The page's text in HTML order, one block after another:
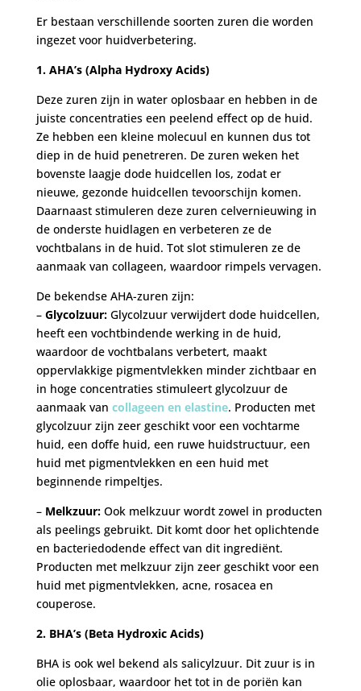
Er bestaan verschillende soorten zuren die worden
ingezet voor huidverbetering.
1. AHA’s (Alpha Hydroxy Acids)
Deze zuren zijn in water oplosbaar en hebben in de
juiste concentraties een peelend effect op de huid.
Ze hebben een kleine molecuul en kunnen dus tot
diep in de huid penetreren. De zuren weken het
bovenste laagje dode huidcellen los, zodat er
nieuwe, gezonde huidcellen tevoorschijn komen.
Daarnaast stimuleren deze zuren celvernieuwing in
de onderste huidlagen en verbeteren ze de
vochtbalans in de huid. Tot slot stimuleren ze de
aanmaak van collageen, waardoor rimpels vervagen.
De bekendse AHA-zuren zijn:
– Glycolzuur:Glycolzuur verwijdert dode huidcellen,
heeft een vochtbindende werking in de huid,
waardoor de vochtbalans verbetert, maakt
oppervlakkige pigmentvlekken minder zichtbaar en
in hoge concentraties stimuleert glycolzuur de
aanmaak van collageen en elastine. Producten met
glycolzuur zijn zeer geschikt voor een vochtarme
huid, een doffe huid, een ruwe huidstructuur, een
huid met pigmentvlekken en een huid met
beginnende rimpeltjes.
– Melkzuur:Ook melkzuur wordt zowel in producten
als peelings gebruikt. Dit komt door het oplichtende
en bacteriedodende effect van dit ingrediënt.
Producten met melkzuur zijn zeer geschikt voor een
huid met pigmentvlekken, acne, rosacea en
couperose.
2. BHA’s (Beta Hydroxic Acids)
BHA is ook wel bekend als salicylzuur. Dit zuur is in
olie oplosbaar, waardoor het tot in de poriën kan